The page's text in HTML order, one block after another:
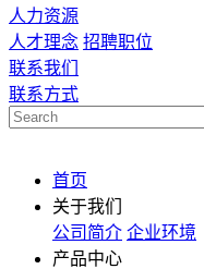
人力资源
人才理念 招聘职位
联系我们
联系方式
首页
关于我们
公司简介 企业环境
产品中心